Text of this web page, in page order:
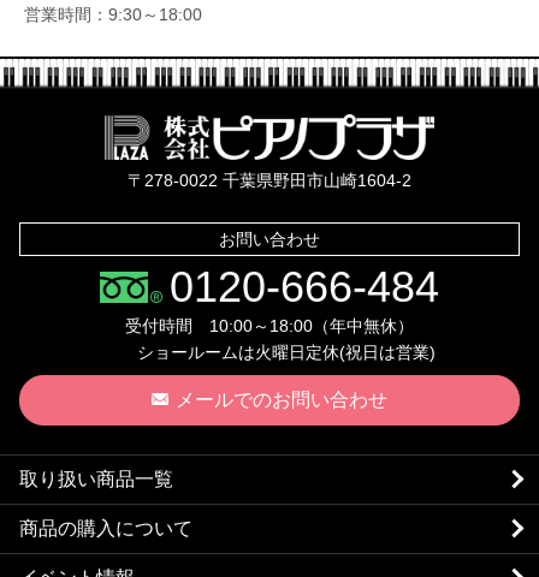
営業時間：9:30～18:00
〒278-0022 千葉県野田市山崎1604-2
お問い合わせ
0120-666-484
受付時間 10:00～18:00（年中無休）
ショールームは火曜日定休(祝日は営業)
メールでのお問い合わせ
取り扱い商品一覧
商品の購入について